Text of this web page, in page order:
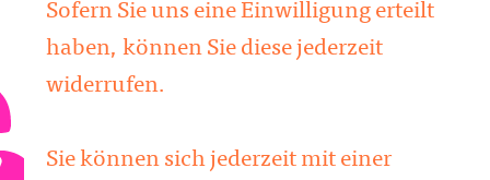
Sofern Sie uns eine Einwilligung erteilt
haben, können Sie diese jederzeit
widerrufen.
Sie können sich jederzeit mit einer